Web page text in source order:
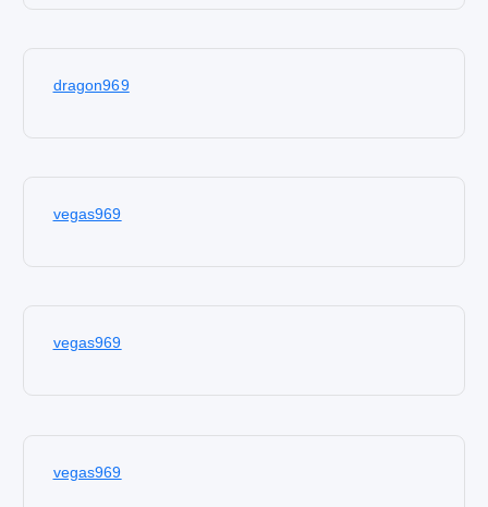
dragon969
vegas969
vegas969
vegas969